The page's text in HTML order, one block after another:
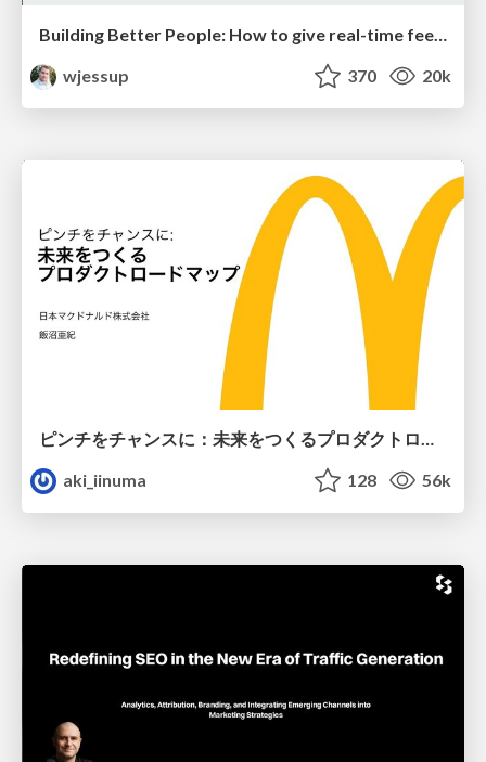
Building Better People: How to give real-time feedback that sticks.
wjessup
370 20k
aki_iinuma
128 56k